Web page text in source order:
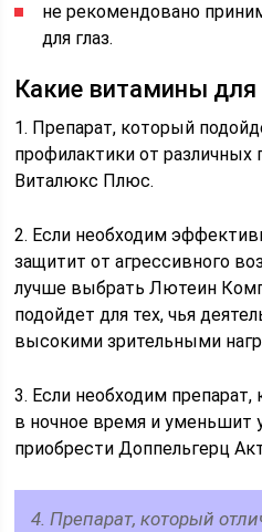
не рекомендовано
для глаз.
Какие витамины для
1. Препарат, который
профилактики от различных
Виталюкс Плюс.
2. Если необходим
защитит от агрессивного
лучше выбрать Лютеин
подойдет для тех, чья
высокими зрительными
3. Если необходим
в ночное время и уменьшит
приобрести Доппельгерц
4. Препарат, который